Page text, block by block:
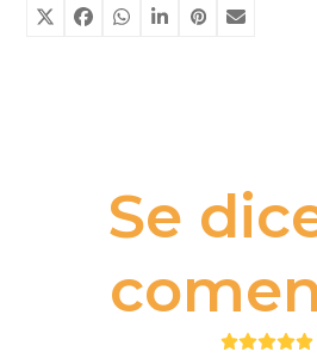
Se
Puntuación: